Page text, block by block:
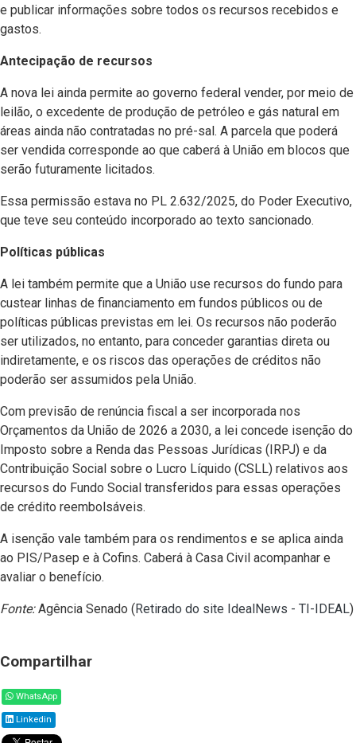
e publicar informações sobre todos os recursos recebidos e
gastos.
Antecipação de recursos
A nova lei ainda permite ao governo federal vender, por meio de
leilão, o excedente de produção de petróleo e gás natural em
áreas ainda não contratadas no pré-sal. A parcela que poderá
ser vendida corresponde ao que caberá à União em blocos que
serão futuramente licitados.
Essa permissão estava no PL 2.632/2025, do Poder Executivo,
que teve seu conteúdo incorporado ao texto sancionado.
Políticas públicas
A lei também permite que a União use recursos do fundo para
custear linhas de financiamento em fundos públicos ou de
políticas públicas previstas em lei. Os recursos não poderão
ser utilizados, no entanto, para conceder garantias direta ou
indiretamente, e os riscos das operações de créditos não
poderão ser assumidos pela União.
Com previsão de renúncia fiscal a ser incorporada nos
Orçamentos da União de 2026 a 2030, a lei concede isenção do
Imposto sobre a Renda das Pessoas Jurídicas (IRPJ) e da
Contribuição Social sobre o Lucro Líquido (CSLL) relativos aos
recursos do Fundo Social transferidos para essas operações
de crédito reembolsáveis.
A isenção vale também para os rendimentos e se aplica ainda
ao PIS/Pasep e à Cofins. Caberá à Casa Civil acompanhar e
avaliar o benefício.
Fonte:Agência Senado (Retirado do site IdealNews - TI-IDEAL)
Compartilhar
WhatsApp
Linkedin